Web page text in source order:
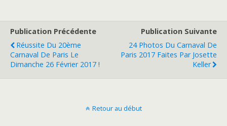
Publication Précédente
Réussite Du 20ème
Carnaval De Paris Le
Dimanche 26 Février 2017 !
Publication Suivante
24 Photos Du Carnaval De
Paris 2017 Faites Par Josette
Keller
Retour au début